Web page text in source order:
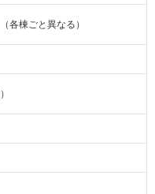
各棟ごと異なる）